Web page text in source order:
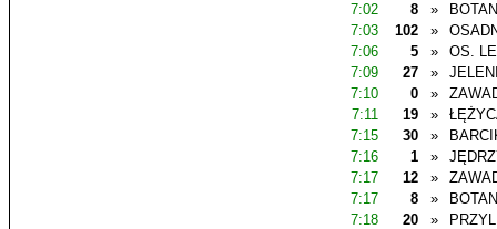
7:02
8 »
7:03
102 »
7:06
5 »
OS.
7:09
27 »
7:10
0 »
7:11
19 »
7:15
30 »
7:16
1 »
7:17
12 »
7:17
8 »
7:18
20 »